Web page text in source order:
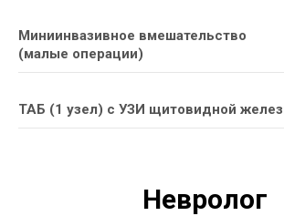
Миниинвазивное вмешательство
(малые операции)
ТАБ (1 узел) с УЗИ щитовидной
Невролог